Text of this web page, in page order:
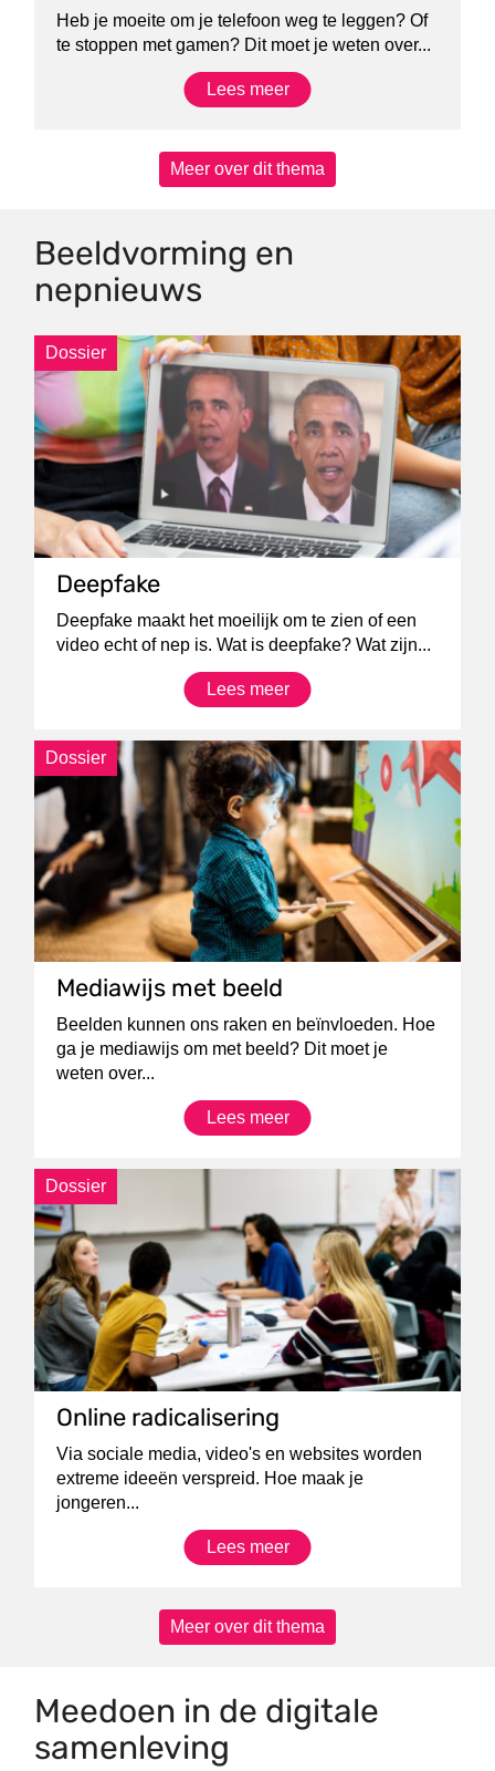
Heb je moeite om je telefoon weg te leggen? Of
te stoppen met gamen? Dit moet je weten over...
Lees meer
Meer over dit thema
Beeldvorming en
nepnieuws
Dossier
Deepfake
Deepfake maakt het moeilijk om te zien of een
video echt of nep is. Wat is deepfake? Wat zijn...
Lees meer
Dossier
Mediawijs met beeld
Beelden kunnen ons raken en beïnvloeden. Hoe
ga je mediawijs om met beeld? Dit moet je
weten over...
Lees meer
Dossier
Online radicalisering
Via sociale media, video's en websites worden
extreme ideeën verspreid. Hoe maak je
jongeren...
Lees meer
Meer over dit thema
Meedoen in de digitale
samenleving